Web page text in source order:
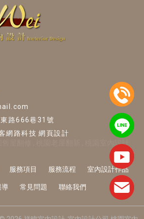
路666巷31號
網路科技 網頁設計
桃園室內設計
服務項目 服務流程 室內設計作品
導 常見問題 聯絡我們